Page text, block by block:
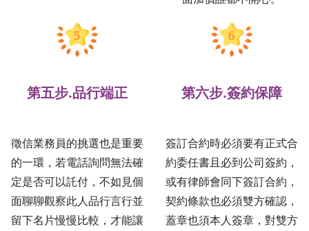
第五步.品行端正
徵信業務員的挑選也是重要
的一環，若電話詢問無法確
定是否可以託付，不如見個
面聊聊觀察此人品行言行並
留下名片慢慢比較，才能讓
第六步.簽約保障
簽訂合約時必須要有正式合
約委任書且必到公司簽約，
或有律師會同下簽訂合約，
契約條款也必須雙方確認，
蓋章也須本人簽章，對雙方